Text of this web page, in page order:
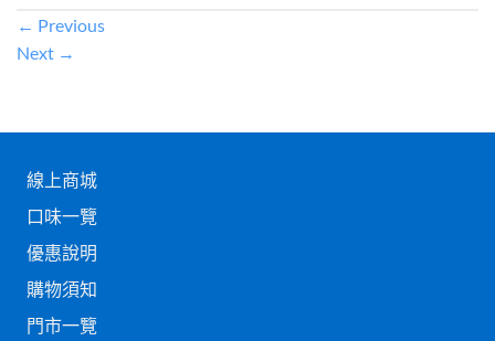
← Previous
Next →
線上商城
口味一覽
優惠說明
購物須知
門市一覽